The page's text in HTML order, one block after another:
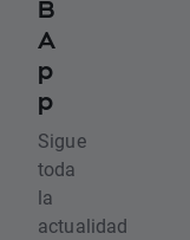
B
A
p
p
Sigue
toda
la
actualidad